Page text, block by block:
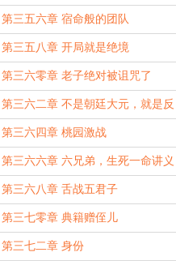
第三五六章 宿命般的团队
第三五八章 开局就是绝境
第三六零章 老子绝对被诅咒了
第三六二章 不是朝廷大元，就是反
贼
第三六四章 桃园激战
第三六六章 六兄弟，生死一命讲义
气
第三六八章 舌战五君子
第三七零章 典籍赠侄儿
第三七二章 身份